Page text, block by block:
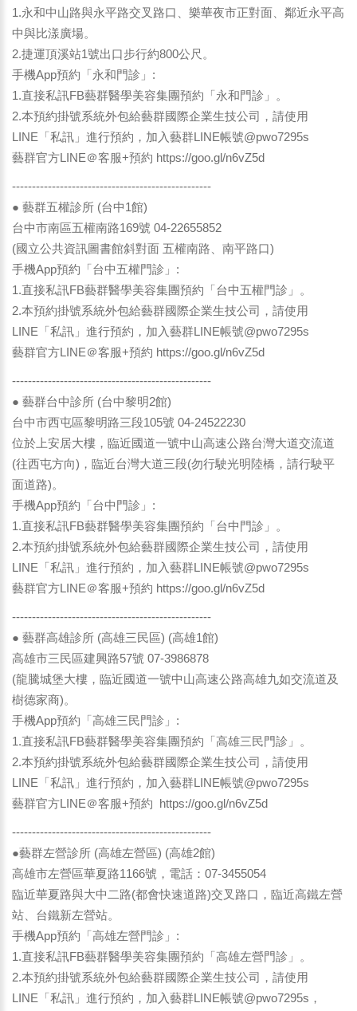
1.永和中山路與永平路交叉路口、樂華夜市正對面、鄰近永平高
中與比漾廣場。
2.捷運頂溪站1號出口步行約800公尺。
手機App預約「永和門診」:
1.直接私訊FB藝群醫學美容集團預約「永和門診」。
2.本預約掛號系統外包給藝群國際企業生技公司，請使用
LINE「私訊」進行預約，加入藝群LINE帳號@pwo7295s
藝群官方LINE＠客服+預約 https://goo.gl/n6vZ5d
--------------------------------------------------
● 藝群五權診所 (台中1館)
台中市南區五權南路169號 04-22655852
(國立公共資訊圖書館斜對面 五權南路、南平路口)
手機App預約「台中五權門診」:
1.直接私訊FB藝群醫學美容集團預約「台中五權門診」。
2.本預約掛號系統外包給藝群國際企業生技公司，請使用
LINE「私訊」進行預約，加入藝群LINE帳號@pwo7295s
藝群官方LINE＠客服+預約 https://goo.gl/n6vZ5d
--------------------------------------------------
● 藝群台中診所 (台中黎明2館)
台中市西屯區黎明路三段105號 04-24522230
位於上安居大樓，臨近國道一號中山高速公路台灣大道交流道
(往西屯方向)，臨近台灣大道三段(勿行駛光明陸橋，請行駛平
面道路)。
手機App預約「台中門診」:
1.直接私訊FB藝群醫學美容集團預約「台中門診」。
2.本預約掛號系統外包給藝群國際企業生技公司，請使用
LINE「私訊」進行預約，加入藝群LINE帳號@pwo7295s
藝群官方LINE＠客服+預約 https://goo.gl/n6vZ5d
--------------------------------------------------
● 藝群高雄診所 (高雄三民區) (高雄1館)
高雄市三民區建興路57號 07-3986878
(龍騰城堡大樓，臨近國道一號中山高速公路高雄九如交流道及
樹德家商)。
手機App預約「高雄三民門診」:
1.直接私訊FB藝群醫學美容集團預約「高雄三民門診」。
2.本預約掛號系統外包給藝群國際企業生技公司，請使用
LINE「私訊」進行預約，加入藝群LINE帳號@pwo7295s
藝群官方LINE＠客服+預約 https://goo.gl/n6vZ5d
--------------------------------------------------
●藝群左營診所 (高雄左營區) (高雄2館)
高雄市左營區華夏路1166號，電話：07-3455054
臨近華夏路與大中二路(都會快速道路)交叉路口，臨近高鐵左營
站、台鐵新左營站。
手機App預約「高雄左營門診」:
1.直接私訊FB藝群醫學美容集團預約「高雄左營門診」。
2.本預約掛號系統外包給藝群國際企業生技公司，請使用
LINE「私訊」進行預約，加入藝群LINE帳號@pwo7295s，